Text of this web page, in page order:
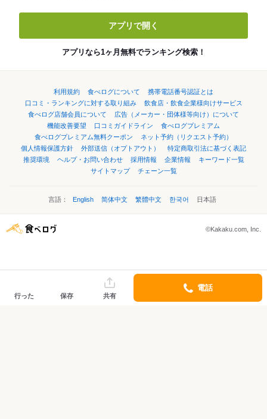
アプリで開く
アプリなら1ヶ月無料でランキング検索！
利用規約 食べログについて
携帯電話番号認証とは
口コミ・ランキングに対する取り組み
飲食店・飲食企業様向けサービス
食べログ店舗会員について
広告（メーカー・団体様等向け）について
機能改善要望
口コミガイドライン
食べログプレミアム
食べログプレミアム無料クーポン
ネット予約（リクエスト予約）
個人情報保護方針
外部送信（オプトアウト）
特定商取引法に基づく表記
推奨環境
ヘルプ・お問い合わせ 採用情報 企業情報
キーワード一覧
サイトマップ
チェーン一覧
言語： English 简体中文 繁體中文 한국어 日本語
©Kakaku.com, Inc.
行った 保存 共有
電話